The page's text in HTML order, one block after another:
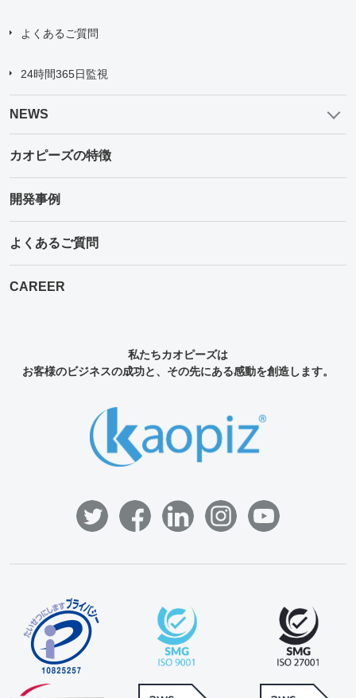
よくあるご質問
24時間365日監視
NEWS
カオピーズの特徴
開発事例
よくあるご質問
CAREER
私たちカオピーズは
お客様のビジネスの成功と、その先にある感動を創造します。